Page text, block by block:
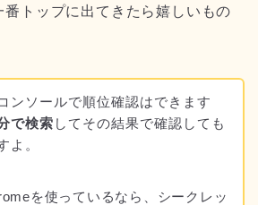
トップに出てきたら嬉しいもの
ンソールで順位確認はできます
で検索 してその結果で確認しても
よ。
を使っているなら、シークレッ